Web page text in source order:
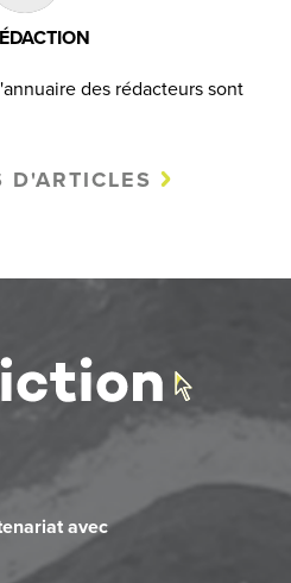
des rédacteurs sont
D'ARTICLES
avec